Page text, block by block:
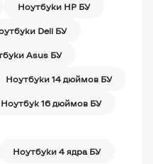
Ноутбуки HP БУ
Dell БУ
Asus БУ
Ноутбуки 14 дюймов БУ
Ноутбук 16 дюймов БУ
Ноутбуки 4 ядра БУ